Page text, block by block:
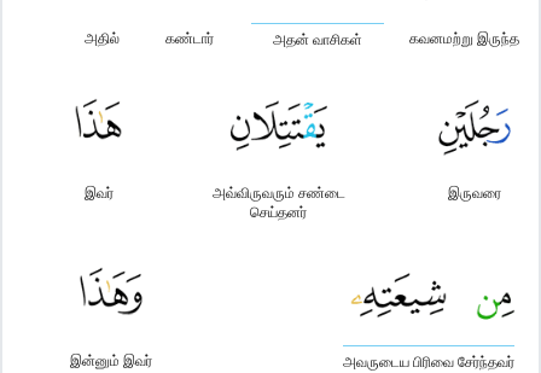
கவனமற்று இருந்த
அதன் வாசிகள்
கண்டார்
அதில்
இருவரை
அவ்விருவரும் சண்டை
செய்தனர்
இவர்
அவருடைய பிரிவை சேர்ந்தவர்
இன்னும் இவர்